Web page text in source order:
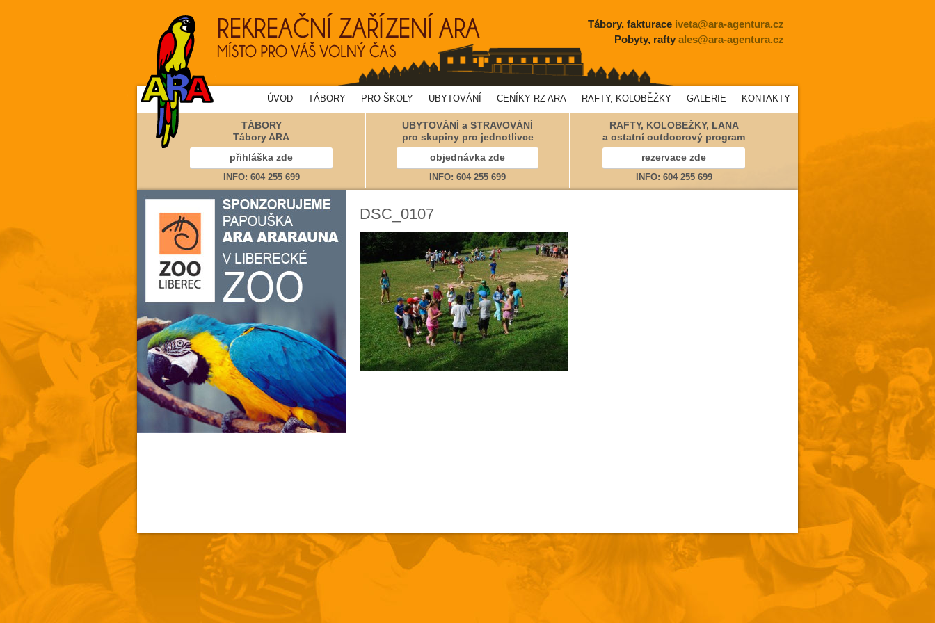
Tábory, fakturace iveta@ara-agentura.cz
Pobyty, rafty ales@ara-agentura.cz
ÚVOD TÁBORY PRO ŠKOLY UBYTOVÁNÍ CENÍKY RZ ARA RAFTY, KOLOBĚŽKY GALERIE KONTAKTY
TÁBORY
Tábory ARA
přihláška zde
INFO: 604 255 699
UBYTOVÁNÍ a STRAVOVÁNÍ
pro skupiny pro jednotlivce
objednávka zde
INFO: 604 255 699
RAFTY, KOLOBEŽKY, LANA
a ostatní outdoorový program
rezervace zde
INFO: 604 255 699
DSC_0107